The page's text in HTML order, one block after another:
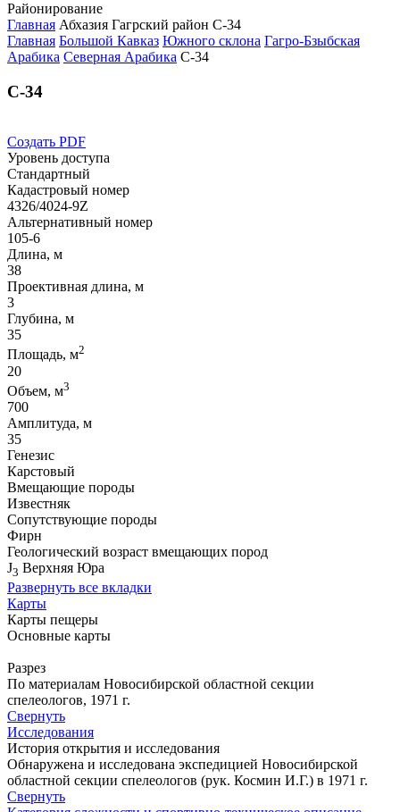
Районирование
Главная Абхазия Гагрский район С-34
Главная Большой Кавказ Южного склона Гагро-Бзыбская
Арабика Северная Арабика С-34
С-34
Создать PDF
Уровень доступа
Стандартный
Кадастровый номер
4326/4024-9Z
Альтернативный номер
105-6
Длина, м
38
Проективная длина, м
3
Глубина, м
35
Площадь, м2
20
Объем, м3
700
Амплитуда, м
35
Генезис
Карстовый
Вмещающие породы
Известняк
Сопутствующие породы
Фирн
Геологический возраст вмещающих пород
J3 Верхняя Юра
Развернуть все вкладки
Карты
Карты пещеры
Основные карты
Разрез
По материалам Новосибирской областной секции
спелеологов, 1971 г.
Свернуть
Исследования
История открытия и исследования
Обнаружена и исследована экспедицией Новосибирской
областной секции спелеологов (рук. Космин И.Г.) в 1971 г.
Свернуть